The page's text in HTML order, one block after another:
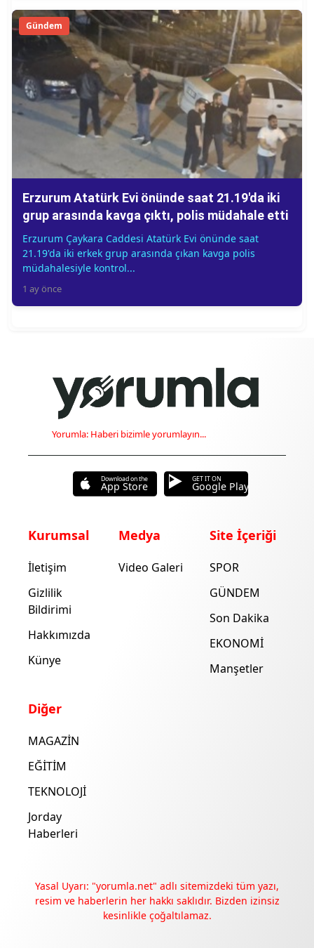
Gündem
Erzurum Atatürk Evi önünde saat 21.19'da iki
grup arasında kavga çıktı, polis müdahale etti
Erzurum Çaykara Caddesi Atatürk Evi önünde saat
21.19'da iki erkek grup arasında çıkan kavga polis
müdahalesiyle kontrol...
1 ay önce
Yorumla: Haberi bizimle yorumlayın...
Download on the
App Store
GET IT ON
Google Play
Kurumsal
İletişim
Gizlilik
Bildirimi
Hakkımızda
Künye
Medya
Video Galeri
Site İçeriği
SPOR
GÜNDEM
Son Dakika
EKONOMİ
Manşetler
Diğer
MAGAZİN
EĞİTİM
TEKNOLOJİ
Jorday
Haberleri
Yasal Uyarı: "yorumla.net" adlı sitemizdeki tüm yazı,
resim ve haberlerin her hakkı saklıdır. Bizden izinsiz
kesinlikle çoğaltılamaz.